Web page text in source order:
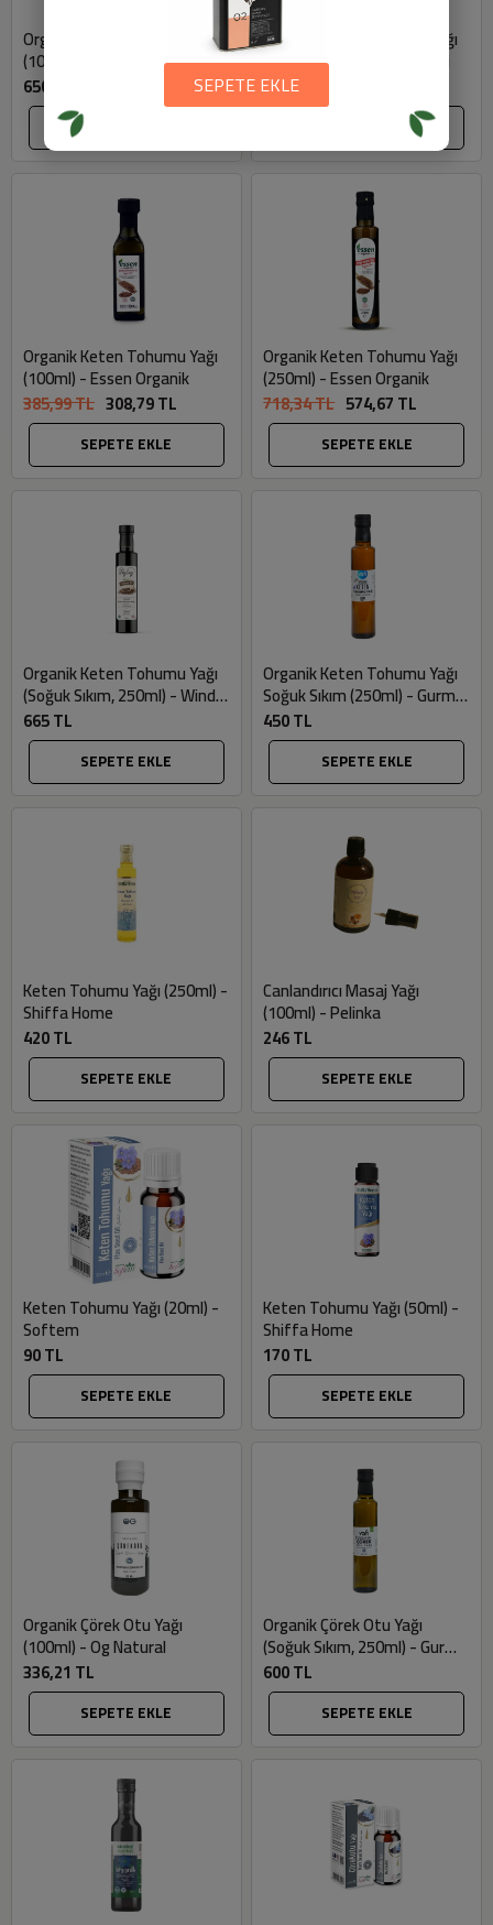
Organik Çay Ağacı Uçucu Yağı
(10ml) - Vienurla
650 TL
SEPETE EKLE
Organik Keten Tohumu Yağı
(Soğuk Sıkım, 100ml) - Vafi
300 TL
SEPETE EKLE
Organik Keten Tohumu Yağı
(100ml) - Essen Organik
385,99 TL 308,79 TL
SEPETE EKLE
Organik Keten Tohumu Yağı
(250ml) - Essen Organik
718,34 TL 574,67 TL
SEPETE EKLE
Organik Keten Tohumu Yağı
(Soğuk Sıkım, 250ml) - Windy
Valley
665 TL
SEPETE EKLE
Organik Keten Tohumu Yağı
Soğuk Sıkım (250ml) - Gurme
Market
450 TL
SEPETE EKLE
Keten Tohumu Yağı (250ml) -
Shiffa Home
420 TL
SEPETE EKLE
Canlandırıcı Masaj Yağı
(100ml) - Pelinka
246 TL
SEPETE EKLE
Keten Tohumu Yağı (20ml) -
Softem
90 TL
SEPETE EKLE
Keten Tohumu Yağı (50ml) -
Shiffa Home
170 TL
SEPETE EKLE
Organik Çörek Otu Yağı
(100ml) - Og Natural
336,21 TL
SEPETE EKLE
Organik Çörek Otu Yağı
(Soğuk Sıkım, 250ml) - Gurme
Market
600 TL
SEPETE EKLE
SEPETE EKLE